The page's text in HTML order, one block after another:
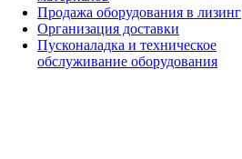
Продажа оборудования в лизинг
Организация доставки
Пусконаладка и техническое
обслуживание оборудования